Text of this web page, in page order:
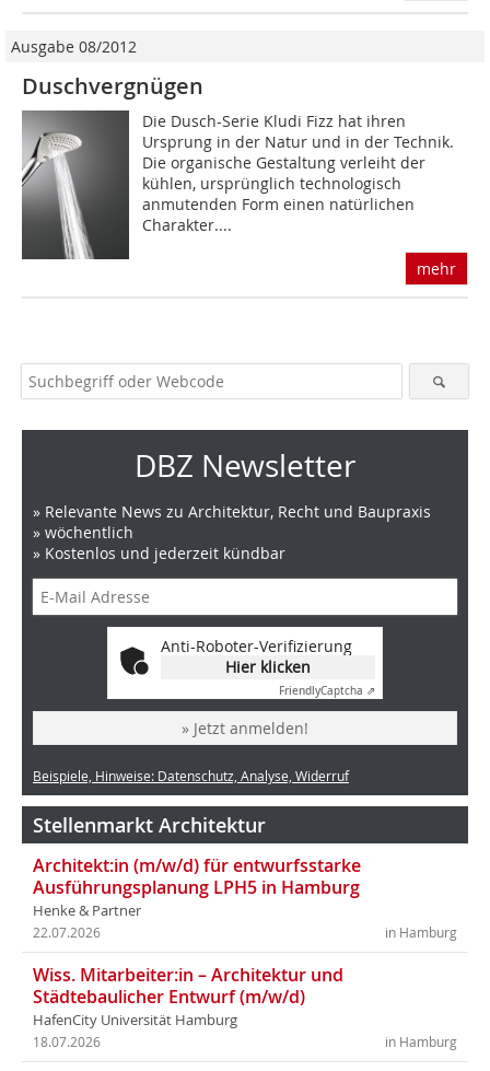
Ausgabe 08/2012
Duschvergnügen
Die Dusch-Serie Kludi Fizz hat ihren
Ursprung in der Natur und in der Technik.
Die organische Gestaltung verleiht der
kühlen, ursprünglich technologisch
anmutenden Form einen natürlichen
Charakter....
mehr
DBZ Newsletter
» Relevante News zu Architektur, Recht und Baupraxis
» wöchentlich
» Kostenlos und jederzeit kündbar
Anti-Roboter-Verifizierung
Hier klicken
FriendlyCaptcha ⇗
» Jetzt anmelden!
Beispiele, Hinweise: Datenschutz, Analyse, Widerruf
Stellenmarkt Architektur
Architekt:in (m/w/d) für entwurfsstarke
Ausführungsplanung LPH5 in Hamburg
Henke & Partner
in Hamburg
22.07.2026
Wiss. Mitarbeiter:in – Architektur und
Städtebaulicher Entwurf (m/w/d)
HafenCity Universität Hamburg
in Hamburg
18.07.2026